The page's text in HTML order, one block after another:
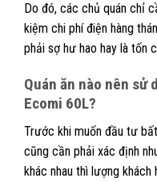
Do đó, các chủ quán chỉ
kiệm chi phí điện hàng
phải sợ hư hao hay là tốn
Quán ăn nào nên sử
Ecomi 60L?
Trước khi muốn đầu tư
cũng cần phải xác định
khác nhau thì lượng khách